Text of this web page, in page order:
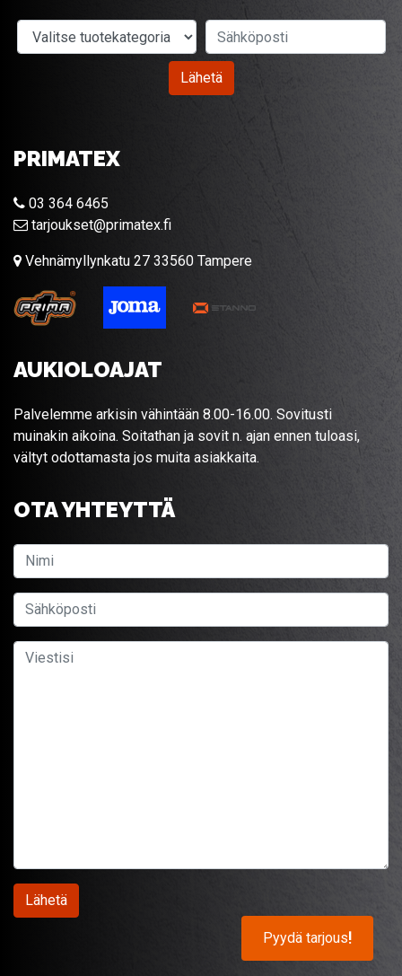
Valitse tuotekategoria
Lähetä
PRIMATEX
03 364 6465
tarjoukset@primatex.fi
Vehnämyllynkatu 27 33560 Tampere
AUKIOLOAJAT
Palvelemme arkisin vähintään 8.00-16.00. Sovitusti
muinakin aikoina. Soitathan ja sovit n. ajan ennen tuloasi,
vältyt odottamasta jos muita asiakkaita.
OTA YHTEYTTÄ
Pyydä tarjous!